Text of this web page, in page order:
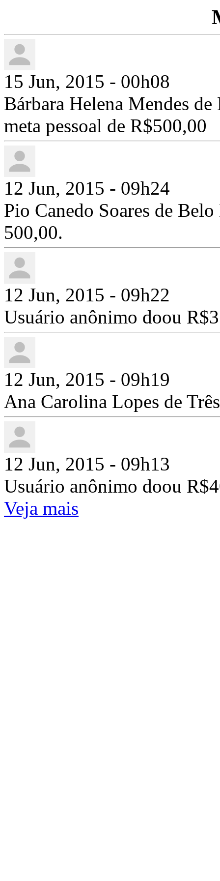
15 Jun, 2015 - 00h08
Bárbara Helena Mendes
meta pessoal de R$500,00
12 Jun, 2015 - 09h24
Pio Canedo Soares de
500,00.
12 Jun, 2015 - 09h22
Usuário anônimo doou
12 Jun, 2015 - 09h19
Ana Carolina Lopes de
12 Jun, 2015 - 09h13
Usuário anônimo doou
Veja mais